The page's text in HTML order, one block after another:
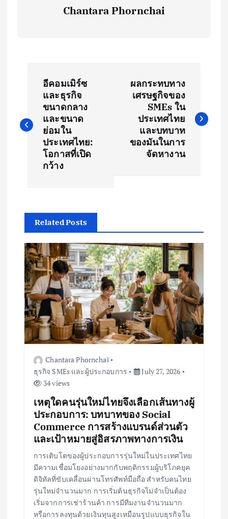
Chantara Phornchai
s
g
a
t
อีคอมเมิร์ซ
และธุรกิจ
ขนาดกลาง
และขนาด
ย่อมใน
ประเทศไทย:
โอกาสที่เปิด
กว้าง
ผลกระทบทาง
เศรษฐกิจของ
SMEs ใน
ประเทศไทย
และบทบาท
ของมันในการ
จัดหางาน
Related Posts
Chantara Phornchai
ธุรกิจ SMEs และผู้ประกอบการ
July 27, 2026
34 views
เหตุใดคนรุ่นใหม่ไทยจึงเลือกเส้นทางผู้
ประกอบการ: บทบาทของ Social
Commerce การสร้างแบรนด์ส่วนตัว
และเป้าหมายสู่อิสรภาพทางการเงิน
การเติบโตของผู้ประกอบการรุ่นใหม่ในประเทศไทย
มีความเชื่อมโยงอย่างมากกับพฤติกรรมผู้บริโภคยุค
ดิจิทัลที่ขับเคลื่อนผ่านโทรศัพท์มือถือ สำหรับคนไทย
รุ่นใหม่จำนวนมาก การเริ่มต้นธุรกิจไม่จำเป็นต้อง
เริ่มจากการเช่าร้านค้า การมีทีมงานจำนวนมาก
หรือการลงทุนด้วยเงินทุนสูงเหมือนรูปแบบธุรกิจใน